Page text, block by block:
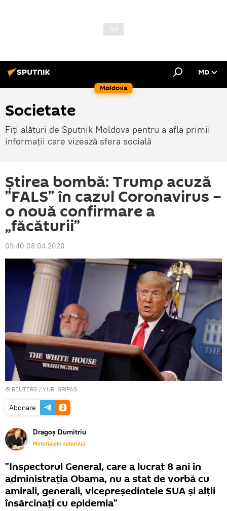
Moldova
MD
Societate
Fiți alături de Sputnik Moldova pentru a afla primii
informații care vizează sfera socială
Știrea bombă: Trump acuză
”FALS” în cazul Coronavirus –
o nouă confirmare a
„făcăturii”
09:40 08.04.2020
© REUTERS / YURI GRIPAS
Abonare
Dragoș Dumitriu
Materialele autorului
”Inspectorul General, care a lucrat 8 ani în
administrația Obama, nu a stat de vorbă cu
amirali, generali, vicepreședintele SUA și alții
însărcinați cu epidemia”